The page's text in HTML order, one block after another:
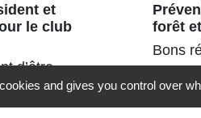
et
le club
d’être
avec le
à 95%.
forêt
Bons
and gives you control over